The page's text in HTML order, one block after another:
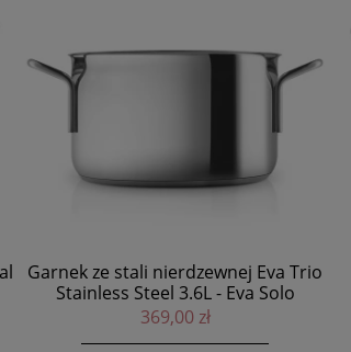
Garnek ze stali nierdzewnej Eva Trio
Stainless Steel 2.2L - Eva Solo
359,00 zł